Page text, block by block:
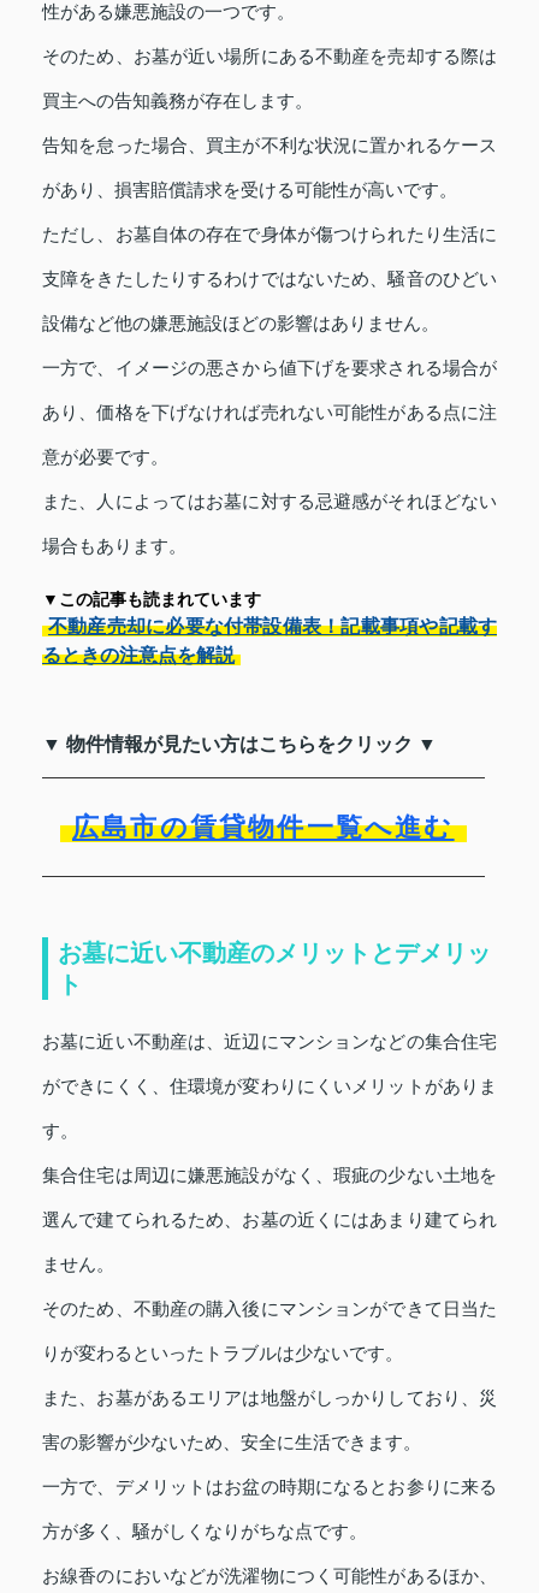
性がある嫌悪施設の一つです。
そのため、お墓が近い場所にある不動産を売却する際は
買主への告知義務が存在します。
告知を怠った場合、買主が不利な状況に置かれるケース
があり、損害賠償請求を受ける可能性が高いです。
ただし、お墓自体の存在で身体が傷つけられたり生活に
支障をきたしたりするわけではないため、騒音のひどい
設備など他の嫌悪施設ほどの影響はありません。
一方で、イメージの悪さから値下げを要求される場合が
あり、価格を下げなければ売れない可能性がある点に注
意が必要です。
また、人によってはお墓に対する忌避感がそれほどない
場合もあります。
▼この記事も読まれています
不動産売却に必要な付帯設備表！記載事項や記載す
るときの注意点を解説
▼ 物件情報が見たい方はこちらをクリック ▼
広島市の賃貸物件一覧へ進む
お墓に近い不動産のメリットとデメリッ
ト
お墓に近い不動産は、近辺にマンションなどの集合住宅
ができにくく、住環境が変わりにくいメリットがありま
す。
集合住宅は周辺に嫌悪施設がなく、瑕疵の少ない土地を
選んで建てられるため、お墓の近くにはあまり建てられ
ません。
そのため、不動産の購入後にマンションができて日当た
りが変わるといったトラブルは少ないです。
また、お墓があるエリアは地盤がしっかりしており、災
害の影響が少ないため、安全に生活できます。
一方で、デメリットはお盆の時期になるとお参りに来る
方が多く、騒がしくなりがちな点です。
お線香のにおいなどが洗濯物につく可能性があるほか、